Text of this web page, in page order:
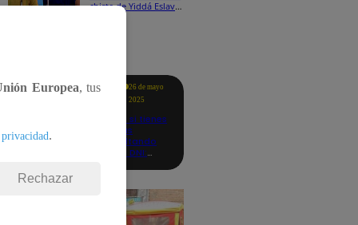
chiste de Yiddá Eslava
Te
ayudo
26 de mayo
2025
Revisa si tienes
deudas
consultando
con tu DNI:
detalles
Europea, tus
.
Rechazar